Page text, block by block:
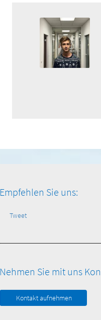
Empfehlen Sie uns:
Tweet
Nehmen Sie mit uns
Kontakt aufnehmen